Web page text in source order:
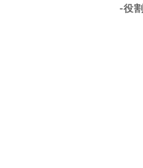
-役割